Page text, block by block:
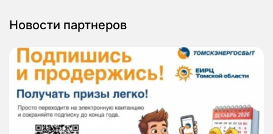
Новости партнеров